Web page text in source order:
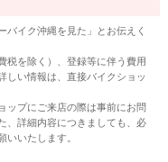
イク沖縄を見た」とお伝えく
税を除く）、登録等に伴う費用
しい情報は、直接バイクショッ
ップにご来店の際は事前にお問
、詳細内容につきましても、必
いいたします。